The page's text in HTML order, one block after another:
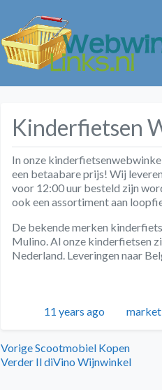
Kinderfietsen
In onze
een betaabare prijs! Wij
voor 12:00 uur besteld zijn
ook een assortiment aan
De bekende merken
Mulino. Al onze kinderfietsen
Nederland. Leveringen naar
Geplaatst
11 years ago Auteur
Bericht
VorigeVorig
bericht:
Scootmobiel Kopen
Verder Volgend
Il diVino Wijnwinkel